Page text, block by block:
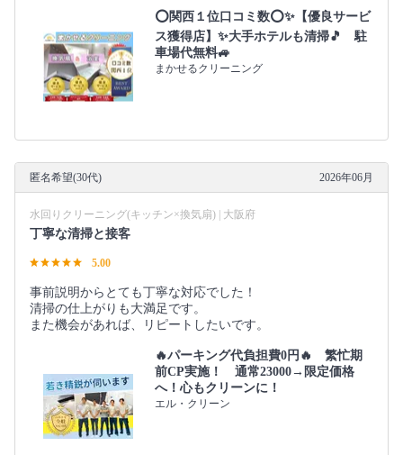
⭕関西１位口コミ数⭕✨【優良サービ
ス獲得店】✨大手ホテルも清掃🎵 駐
車場代無料🚙
まかせるクリーニング
匿名希望(30代) 2026年06月
水回りクリーニング(キッチン×換気扇) | 大阪府
丁寧な清掃と接客
5.00
事前説明からとても丁寧な対応でした！
清掃の仕上がりも大満足です。
また機会があれば、リピートしたいです。
🔥パーキング代負担費0円🔥 繁忙期
前CP実施！ 通常23000→限定価格
へ！心もクリーンに！
エル・クリーン